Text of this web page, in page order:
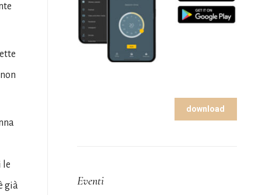
le
già
download
Eventi